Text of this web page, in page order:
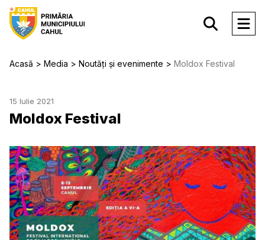
Acasă Media Noutăți și evenimente Moldox Festival
15 Iulie 2021
Moldox Festival